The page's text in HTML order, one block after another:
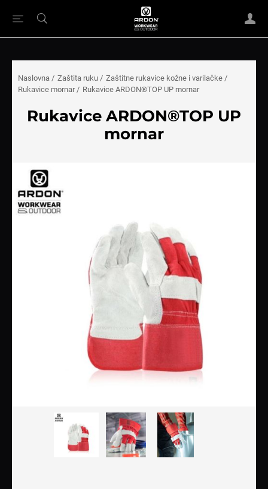
Naslovna / Zaštita ruku / Zaštitne rukavice kožne i varilačke /
Rukavice mornar / Rukavice ARDON®TOP UP mornar
Rukavice ARDON®TOP UP
mornar